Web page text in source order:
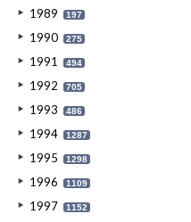
1989 197
1990 275
1991 494
1992 705
1993 486
1994 1287
1995 1298
1996 1109
1997 1152